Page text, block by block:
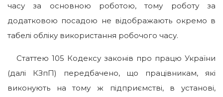
часу за основною роботою, тому роботу за
додатковою посадою не відображають окремо в
табелі обліку використання робочого часу.
Статтею 105 Кодексу законів про працю України
(далі КЗпП) передбачено, що працівникам, які
виконують на тому ж підприємстві, в установі,